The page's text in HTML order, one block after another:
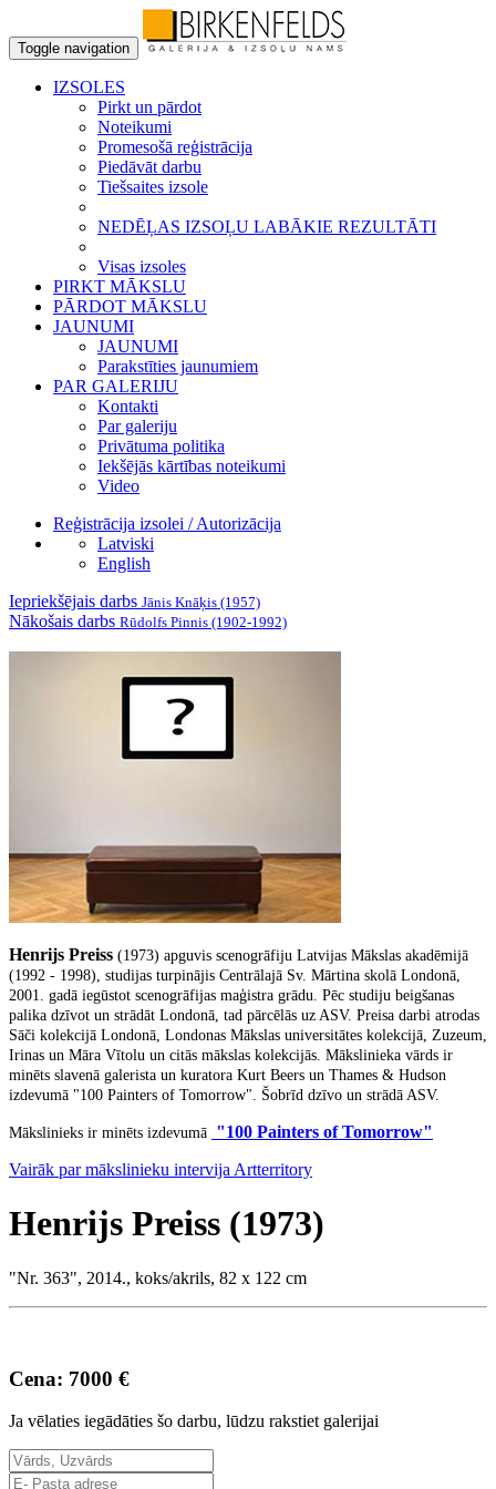
Toggle navigation
IZSOLES
Pirkt un pārdot
Noteikumi
Promesošā reģistrācija
Piedāvāt darbu
Tiešsaites izsole
NEDĒĻAS IZSOĻU LABĀKIE REZULTĀTI
Visas izsoles
PIRKT MĀKSLU
PĀRDOT MĀKSLU
JAUNUMI
JAUNUMI
Parakstīties jaunumiem
PAR GALERIJU
Kontakti
Par galeriju
Privātuma politika
Iekšējās kārtības noteikumi
Video
Reģistrācija izsolei / Autorizācija
Latviski
English
Iepriekšējais darbs Jānis Knāķis (1957)
Nākošais darbs Rūdolfs Pinnis (1902-1992)
Henrijs Preiss (1973) apguvis scenogrāfiju Latvijas Mākslas akadēmijā
(1992 - 1998), studijas turpinājis Centrālajā Sv. Mārtina skolā Londonā,
2001. gadā iegūstot scenogrāfijas maģistra grādu. Pēc studiju beigšanas
palika dzīvot un strādāt Londonā, tad pārcēlās uz ASV. Preisa darbi atrodas
Sāči kolekcijā Londonā, Londonas Mākslas universitātes kolekcijā, Zuzeum,
Irinas un Māra Vītolu un citās mākslas kolekcijās. Mākslinieka vārds ir
minēts slavenā galerista un kuratora Kurt Beers un Thames & Hudson
izdevumā "100 Painters of Tomorrow". Šobrīd dzīvo un strādā ASV.
Mākslinieks ir minēts izdevumā "100 Painters of Tomorrow"
Vairāk par mākslinieku intervija Artterritory
Henrijs Preiss (1973)
"Nr. 363", 2014., koks/akrils, 82 x 122 cm
Cena: 7000 €
Ja vēlaties iegādāties šo darbu, lūdzu rakstiet galerijai